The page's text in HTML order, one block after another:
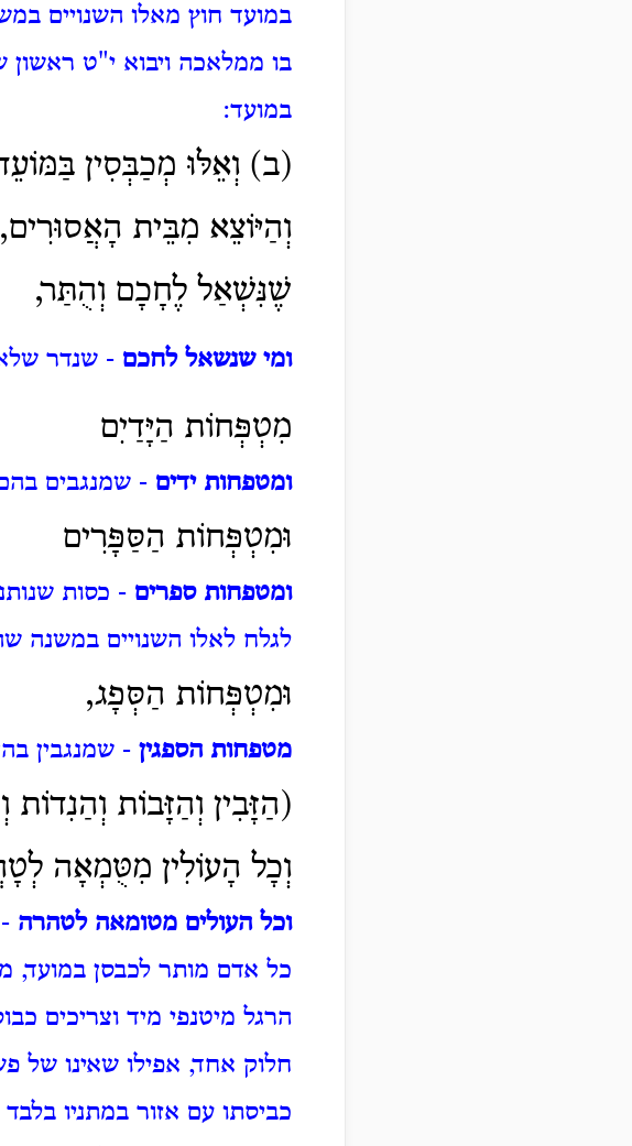
במועד חוץ מאלו השנויים
בו ממלאכה ויבוא י"ט
במועד:
(ב) וְאֵלּוּ מְכַבְּסִין
וְהַיּוֹצֵא מִבֵּית
שֶׁנִּשְׁאַל לֶחָכָם וְהֻתַּר,
ומי שנשאל לחכם - שנדר שלא
מִטְפְּחוֹת הַיָּדַיִם
ומטפחות ידים - שמנגבים
וּמִטְפְּחוֹת הַסַּפָּרִים
ומטפחות ספרים - כסות
לגלח לאלו השנויים במשנה
וּמִטְפְּחוֹת הַסְּפָג,
מטפחות הספגין - שמנגבין
(הַזָּבִין וְהַזָּבוֹת וְהַנִדוֹת
וְכָל הָעוֹלִין מִטֻּמְאָה
וכל העולים מטומאה לטהרה
כל אדם מותר לכבסן במועד,
הרגל מיטנפי מיד וצריכים
חלוק אחד, אפילו שאינו של
כביסתו עם אזור במתניו